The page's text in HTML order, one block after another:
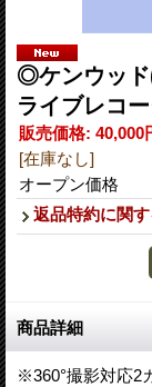
◎ケンウッド
ライブレコ
販売価格: 40,000
[在庫なし]
オープン価格
返品特約に関
商品詳細
※360°撮影対応2